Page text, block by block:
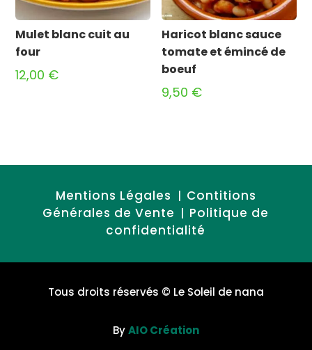
Mulet blanc cuit au
four
12,00 €
Haricot blanc sauce
tomate et émincé de
boeuf
9,50 €
Mentions Légales
Contitions
Générales de Vente
Politique de
confidentialité
Tous droits réservés © Le Soleil de nana
ByAIO Création